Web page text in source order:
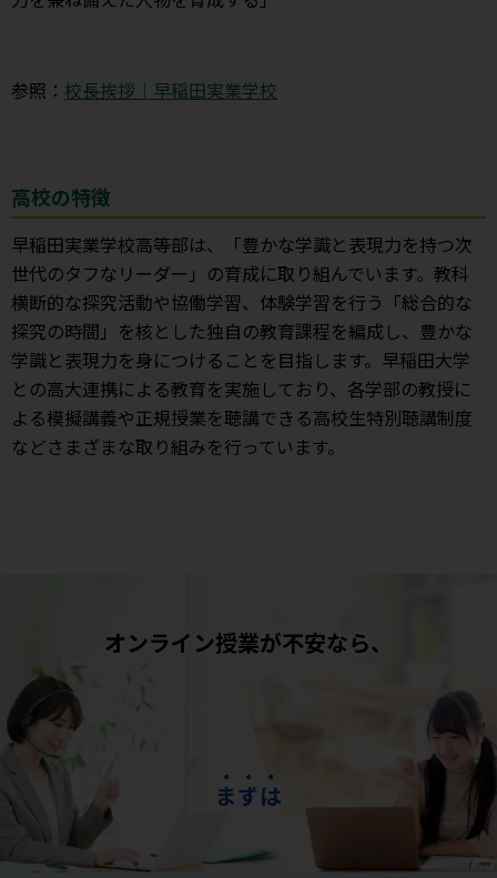
参照： 校長挨拶｜早稲田実業学校
高校の特徴
早稲田実業学校高等部は、「豊かな学識と表現力を持つ次
世代のタフなリーダー」の育成に取り組んでいます。教科
横断的な探究活動や協働学習、体験学習を行う「総合的な
探究の時間」を核とした独自の教育課程を編成し、豊かな
学識と表現力を身につけることを目指します。早稲田大学
との高大連携による教育を実施しており、各学部の教授に
よる模擬講義や正規授業を聴講できる高校生特別聴講制度
などさまざまな取り組みを行っています。
オンライン授業が不安なら、
まず は